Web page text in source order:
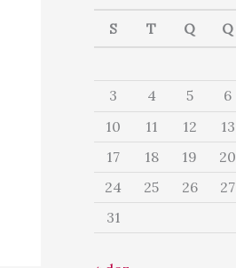
S T Q Q
3
4 5 6
10
11 12 13
17
18 19 20
24
25 26 27
31